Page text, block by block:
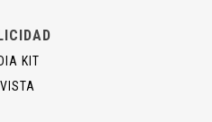
KIT